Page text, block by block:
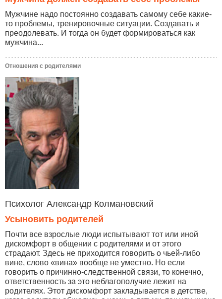
Мужчине надо постоянно создавать самому себе какие-
то проблемы, тренировочные ситуации. Создавать и
преодолевать. И тогда он будет формироваться как
мужчина...
Отношения с родителями
Психолог Александр Колмановский
Усыновить родителей
Почти все взрослые люди испытывают тот или иной
дискомфорт в общении с родителями и от этого
страдают. Здесь не приходится говорить о чьей-либо
вине, слово «вина» вообще не уместно. Но если
говорить о причинно-следственной связи, то конечно,
ответственность за это неблагополучие лежит на
родителях. Этот дискомфорт закладывается в детстве,